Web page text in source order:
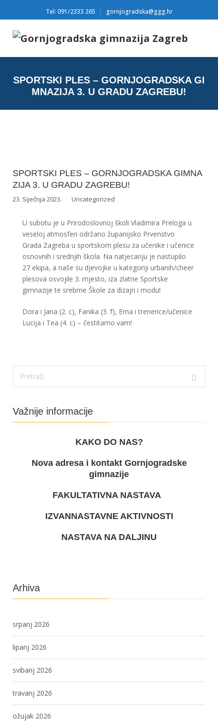
Tel: 091/2333 265 gornjogradska@ggg.hr
SPORTSKI PLES – GORNJOGRADSKA GI
MNAZIJA 3. U GRADU ZAGREBU!
SPORTSKI PLES – GORNJOGRADSKA GIMNA
ZIJA 3. U GRADU ZAGREBU!
23. Siječnja 2023. Uncategorized
U subotu je u Prirodoslovnoj školi Vladimira Preloga u
veseloj atmosferi održano županijsko Prvenstvo
Grada Zagreba u sportskom plesu za učenike i učenice
osnovnih i srednjih škola. Na natjecanju je nastupilo
27 ekipa, a naše su djevojke u kategoriji urbanih/cheer
plesova osvojile 3. mjesto, iza zlatne Sportske
gimnazije te srebrne Škole za dizajn i modu!
Dora i Jana (2. c), Fanika (3. f), Ema i trenerice/učenice
Lucija i Tea (4. c) – čestitamo vam!
Važnije informacije
KAKO DO NAS?
Nova adresa i kontakt Gornjogradske
gimnazije
FAKULTATIVNA NASTAVA
IZVANNASTAVNE AKTIVNOSTI
NASTAVA NA DALJINU
Arhiva
srpanj 2026
lipanj 2026
svibanj 2026
travanj 2026
ožujak 2026